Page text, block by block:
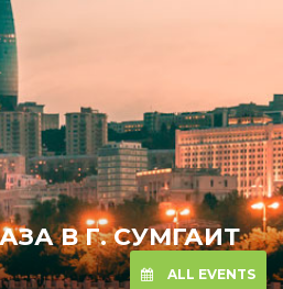
В Г. СУМГАИТ
ALL EVENTS